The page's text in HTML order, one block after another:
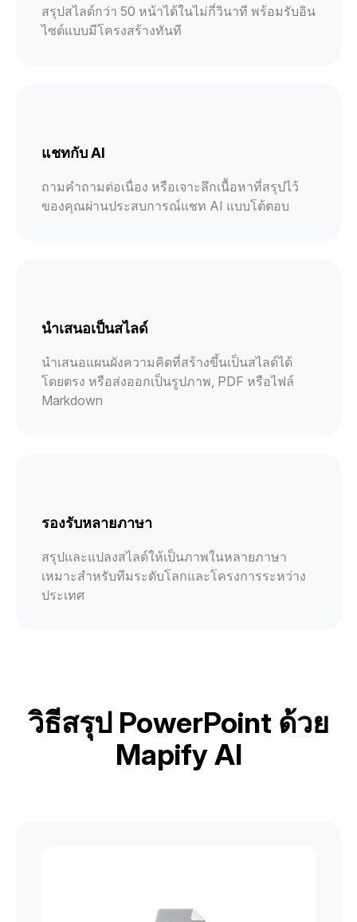
สรุปสไลด์กว่า 50 หน้าได้ในไม่กี่วินาที พร้อมรับอิน
ไซต์แบบมีโครงสร้างทันที
แชทกับ AI
ถามคำถามต่อเนื่อง หรือเจาะลึกเนื้อหาที่สรุปไว้
ของคุณผ่านประสบการณ์แชท AI แบบโต้ตอบ
นำเสนอเป็นสไลด์
นำเสนอแผนผังความคิดที่สร้างขึ้นเป็นสไลด์ได้
โดยตรง หรือส่งออกเป็นรูปภาพ, PDF หรือไฟล์
Markdown
รองรับหลายภาษา
สรุปและแปลงสไลด์ให้เป็นภาพในหลายภาษา
เหมาะสำหรับทีมระดับโลกและโครงการระหว่าง
ประเทศ
วิธีสรุป PowerPoint ด้วย
Mapify AI